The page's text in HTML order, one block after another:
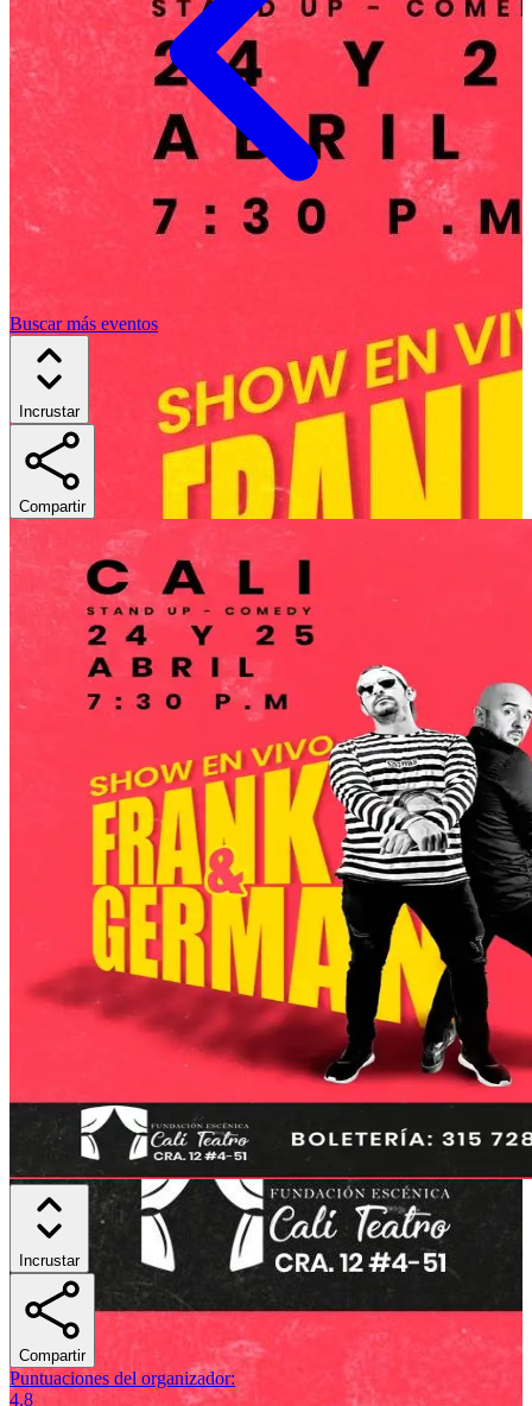
Buscar más eventos
Incrustar
Compartir
Incrustar
Compartir
Puntuaciones del organizador:
4.8